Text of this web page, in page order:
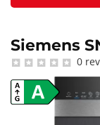
Siemens
0
A